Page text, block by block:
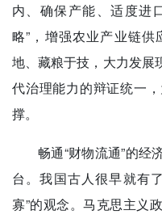
内、确保产能、适度进
略”，增强农业产业链
地、藏粮于技，大力发展
代治理能力的辩证统一
撑。
畅通“财物流通”的经
台。我国古人很早就有
寡”的观念。马克思主义